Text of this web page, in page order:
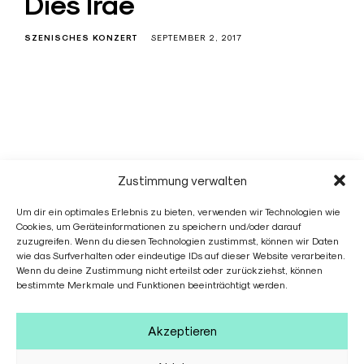
Zustimmung verwalten
Um dir ein optimales Erlebnis zu bieten, verwenden wir Technologien wie
Cookies, um Geräteinformationen zu speichern und/oder darauf
zuzugreifen. Wenn du diesen Technologien zustimmst, können wir Daten
wie das Surfverhalten oder eindeutige IDs auf dieser Website verarbeiten.
Wenn du deine Zustimmung nicht erteilst oder zurückziehst, können
bestimmte Merkmale und Funktionen beeinträchtigt werden.
Akzeptieren
SZENISCHES KONZERT SEPTEMBER 2, 2017
Jonas Link
Jonas Link
Heinrichstraße 42
D-22769 Hamburg